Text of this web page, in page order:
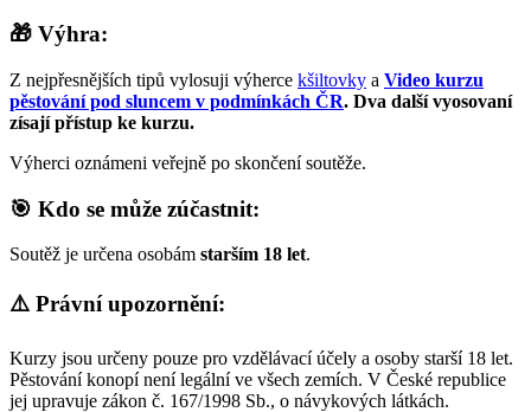
🎁 Výhra:
Z nejpřesnějších tipů vylosuji výherce kšiltovky a Video kurzu
pěstování pod sluncem v podmínkách ČR. Dva další vyosovaní
zísají přístup ke kurzu.
Výherci oznámeni veřejně po skončení soutěže.
🎯 Kdo se může zúčastnit:
Soutěž je určena osobám starším 18 let.
⚠️ Právní upozornění:
Kurzy jsou určeny pouze pro vzdělávací účely a osoby starší 18 let.
Pěstování konopí není legální ve všech zemích. V České republice
jej upravuje zákon č. 167/1998 Sb., o návykových látkách.